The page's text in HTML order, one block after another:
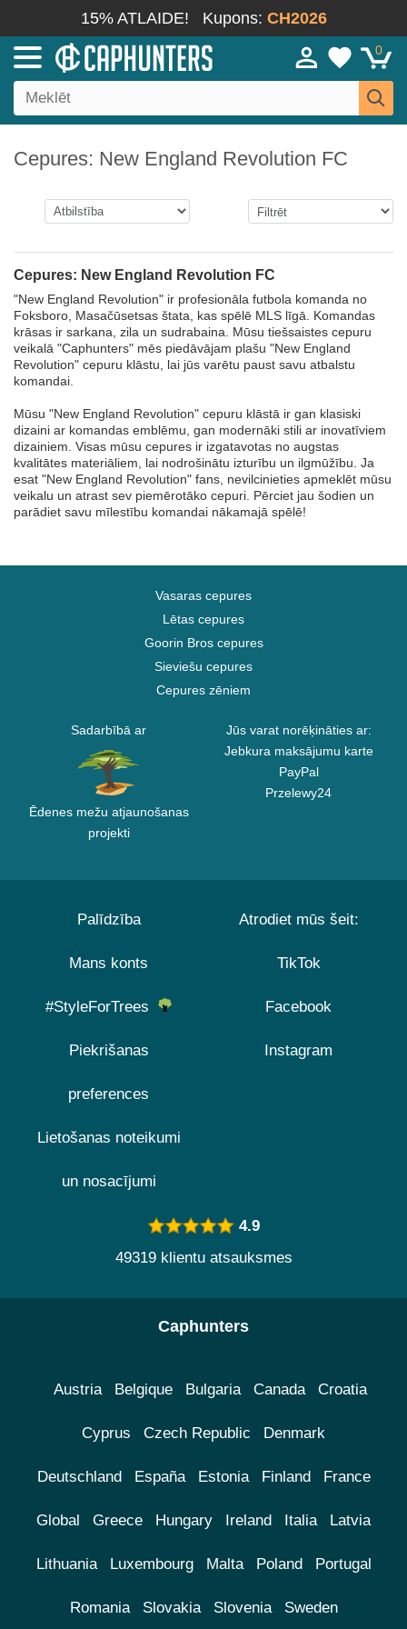
15% ATLAIDE! Kupons: CH2026
0
Cepures: New England Revolution FC
Cepures: New England Revolution FC
"New England Revolution" ir profesionāla futbola komanda no
Foksboro, Masačūsetsas štata, kas spēlē MLS līgā. Komandas
krāsas ir sarkana, zila un sudrabaina. Mūsu tiešsaistes cepuru
veikalā "Caphunters" mēs piedāvājam plašu "New England
Revolution" cepuru klāstu, lai jūs varētu paust savu atbalstu
komandai.
Mūsu "New England Revolution" cepuru klāstā ir gan klasiski
dizaini ar komandas emblēmu, gan modernāki stili ar inovatīviem
dizainiem. Visas mūsu cepures ir izgatavotas no augstas
kvalitātes materiāliem, lai nodrošinātu izturību un ilgmūžību. Ja
esat "New England Revolution" fans, nevilcinieties apmeklēt mūsu
veikalu un atrast sev piemērotāko cepuri. Pērciet jau šodien un
parādiet savu mīlestību komandai nākamajā spēlē!
Vasaras cepures
Lētas cepures
Goorin Bros cepures
Sieviešu cepures
Cepures zēniem
Sadarbībā ar
Ēdenes mežu atjaunošanas
projekti
Jūs varat norēķināties ar:
Jebkura maksājumu karte
PayPal
Przelewy24
Palīdzība
Mans konts
#StyleForTrees
Piekrišanas
preferences
Lietošanas noteikumi
un nosacījumi
Atrodiet mūs šeit:
TikTok
Facebook
Instagram
4.9
49319 klientu atsauksmes
Caphunters
Austria Belgique Bulgaria Canada Croatia
Cyprus Czech Republic Denmark
Deutschland España Estonia Finland France
Global Greece Hungary Ireland Italia Latvia
Lithuania Luxembourg Malta Poland Portugal
Romania Slovakia Slovenia Sweden